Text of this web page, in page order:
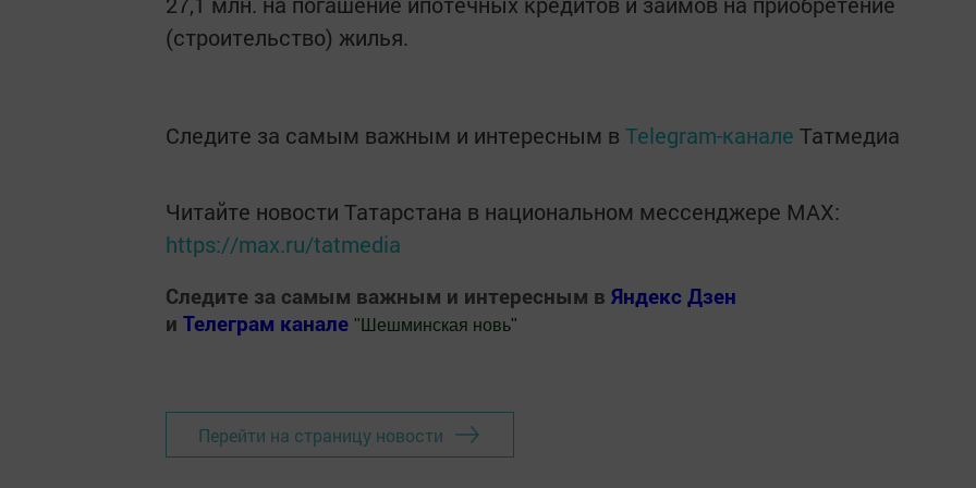
(строительство) жилья.
Следите за самым важным и интересным в Telegram-канале Татмедиа
Читайте новости Татарстана в национальном мессенджере MАХ:
https://max.ru/tatmedia
Следите за самым важным и интересным в Яндекс Дзен
и Телеграм канале " Шешминская новь"
Перейти на страницу новости